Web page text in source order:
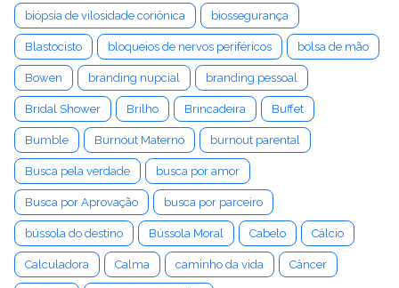
biópsia de vilosidade coriônica biossegurança
Blastocisto bloqueios de nervos periféricos bolsa de mão
Bowen branding nupcial branding pessoal
Bridal Shower Brilho Brincadeira Buffet
Bumble Burnout Materno burnout parental
Busca pela verdade busca por amor
Busca por Aprovação busca por parceiro
bússola do destino Bússola Moral Cabelo Cálcio
Calculadora Calma caminho da vida Câncer